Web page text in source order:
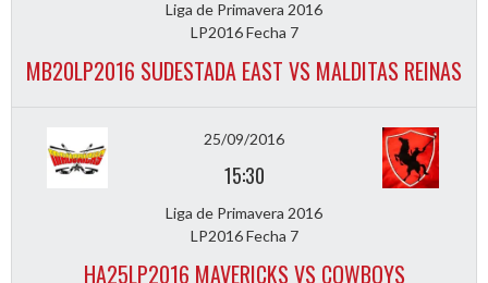
Liga de Primavera 2016
LP2016 Fecha 7
MB20LP2016 SUDESTADA EAST VS MALDITAS REINAS
25/09/2016
15:30
Liga de Primavera 2016
LP2016 Fecha 7
HA25LP2016 MAVERICKS VS COWBOYS